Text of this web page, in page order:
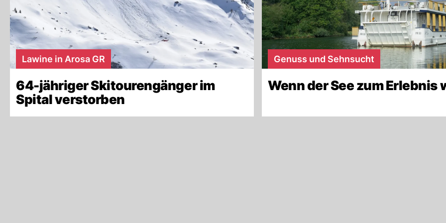
Lawine in Arosa GR
64-jähriger Skitourengänger im
Spital verstorben
Genuss und Sehnsucht
Wenn der See zum Erlebnis